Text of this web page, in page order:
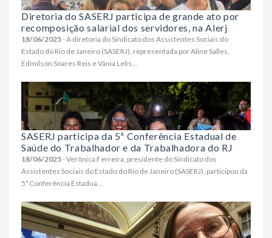
Diretoria do SASERJ participa de grande ato por
recomposição salarial dos servidores, na Alerj
18/06/2025- A diretoria do Sindicato dos Assistentes Sociais do
Estado do Rio de Janeiro (SASERJ), representada por Aline Salles,
Edmilson Soares Reis e Vânia Lelis...
SASERJ participa da 5ª Conferência Estadual de
Saúde do Trabalhador e da Trabalhadora do RJ
18/06/2025- Verônica Ferreira, presidente do Sindicato dos
Assistentes Sociais do Estado do Rio de Janeiro (SASERJ), participou da
5ª Conferência Estadua...